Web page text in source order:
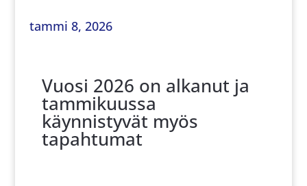
tammi 8, 2026
Vuosi 2026 on alkanut ja
tammikuussa
käynnistyvät myös
tapahtumat